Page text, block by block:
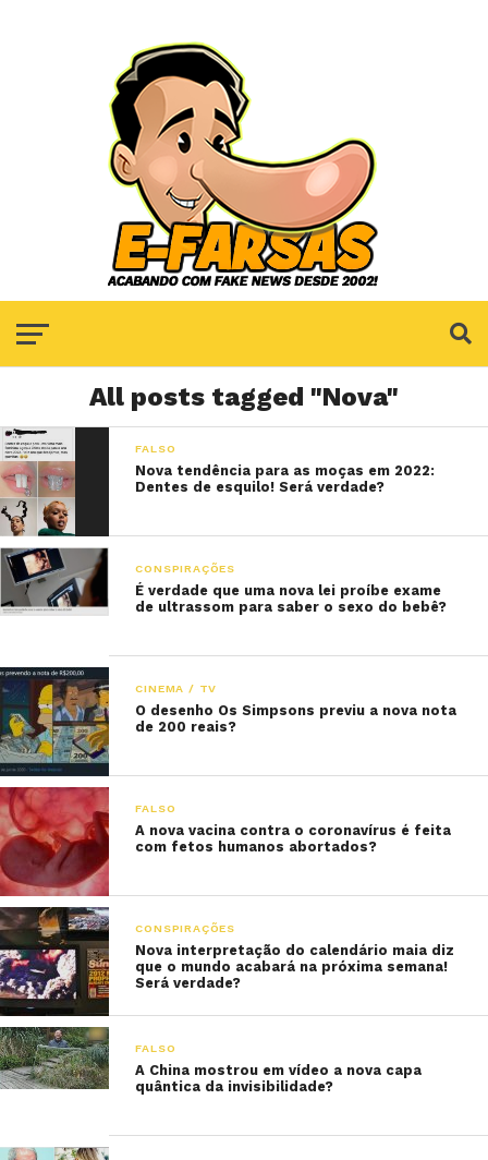
All posts tagged "Nova"
FALSO
Nova tendência para as moças em 2022:
Dentes de esquilo! Será verdade?
CONSPIRAÇÕES
É verdade que uma nova lei proíbe exame
de ultrassom para saber o sexo do bebê?
CINEMA / TV
O desenho Os Simpsons previu a nova nota
de 200 reais?
FALSO
A nova vacina contra o coronavírus é feita
com fetos humanos abortados?
CONSPIRAÇÕES
Nova interpretação do calendário maia diz
que o mundo acabará na próxima semana!
Será verdade?
FALSO
A China mostrou em vídeo a nova capa
quântica da invisibilidade?